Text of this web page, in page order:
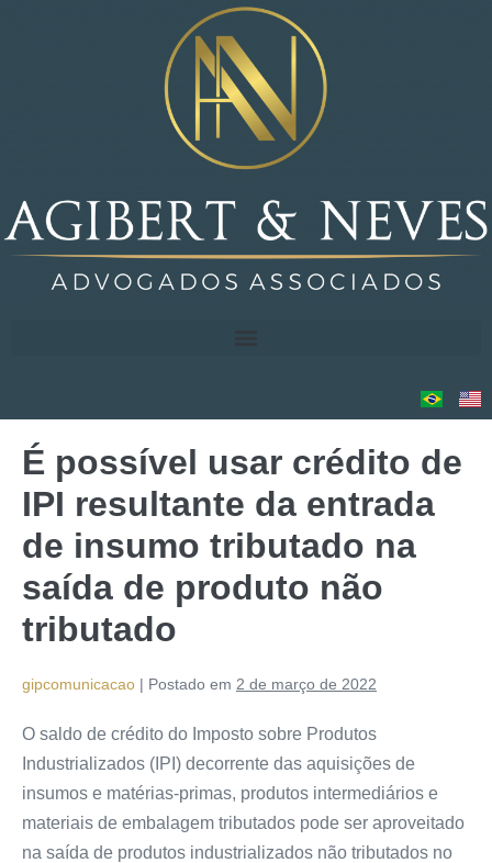
É possível usar crédito de
IPI resultante da entrada
de insumo tributado na
saída de produto não
tributado
gipcomunicacao | Postado em 2 de março de 2022
O saldo de crédito do Imposto sobre Produtos
Industrializados (IPI) decorrente das aquisições de
insumos e matérias-primas, produtos intermediários e
materiais de embalagem tributados pode ser aproveitado
na saída de produtos industrializados não tributados no